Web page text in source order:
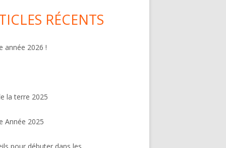
RÉCENTS
année 2026 !
la terre 2025
Année 2025